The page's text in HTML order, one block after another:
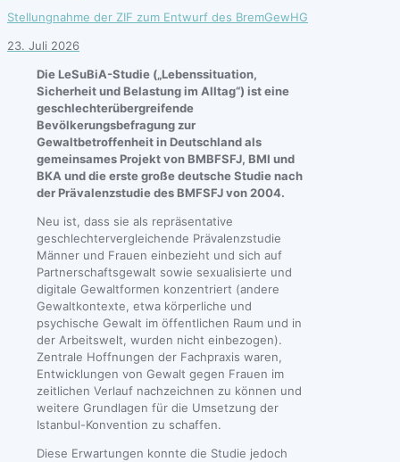
Stellungnahme der ZIF zum Entwurf des BremGewHG
23. Juli 2026
Die LeSuBiA-Studie („Lebenssituation,
Sicherheit und Belastung im Alltag“) ist eine
geschlechterübergreifende
Bevölkerungsbefragung zur
Gewaltbetroffenheit in Deutschland als
gemeinsames Projekt von BMBFSFJ, BMI und
BKA und die erste große deutsche Studie nach
der Prävalenzstudie des BMFSFJ von 2004.
Neu ist, dass sie als repräsentative
geschlechtervergleichende Prävalenzstudie
Männer und Frauen einbezieht und sich auf
Partnerschaftsgewalt sowie sexualisierte und
digitale Gewaltformen konzentriert (andere
Gewaltkontexte, etwa körperliche und
psychische Gewalt im öffentlichen Raum und in
der Arbeitswelt, wurden nicht einbezogen).
Zentrale Hoffnungen der Fachpraxis waren,
Entwicklungen von Gewalt gegen Frauen im
zeitlichen Verlauf nachzeichnen zu können und
weitere Grundlagen für die Umsetzung der
Istanbul-Konvention zu schaffen.
Diese Erwartungen konnte die Studie jedoch